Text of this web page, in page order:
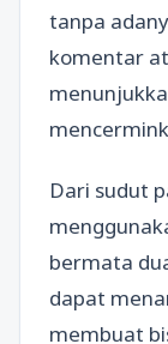
tanpa
komentar
Dari sudut
bermata
dapat
membuat